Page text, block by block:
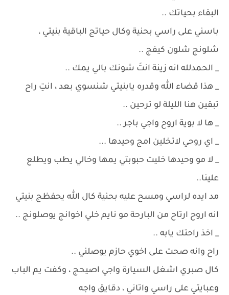
البقاء بحياتك ..
باسني على راسي بحنية وكال حياتج الباقية بنيتي ،
شلونج شلون كيفج ..
_ الحمدلله انه زينة انتَ شونك بالي يمك ..
_ هذا قضاء الله وقدره يابنيتي شنسوي بعد ، انتِ راح
تبقين هنا الليلة لو ترحين ..
_ ها لا بوية اروح واجي باجر ..
_ اي روحي لاتخلين امج وحيدها ...
_ لا مو وحيدها خليت حبوبتي يمها وخالي يطب ويطلع
علينا..
مد ايده لراسي ومسح عليه بحنية كال الله يحفظج بنيتي
انه اروح ارتاح من البارحة مو نايم خلي اخوانج يوصلونج ..
_ اخذ راحتك يابه ..
راح وانه صحت على اخوي حازم يوصلني ..
كال صبري اشغل السيارة واجي اصيحج ، وكفت يم الباب
وعبايتي على راسي واتاني ، دقايق واجه